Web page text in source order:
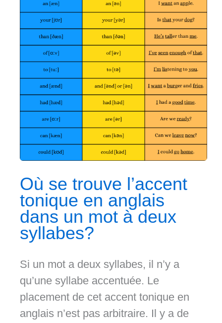
Où se trouve l’accent
tonique en anglais
dans un mot à deux
syllabes?
Si un mot a deux syllabes, il n’y a
qu’une syllabe accentuée. Le
placement de cet accent tonique en
anglais n’est pas arbitraire. Il y a de